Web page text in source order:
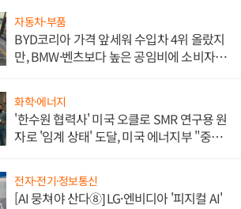
자동차·부품
BYD코리아 가격 앞세워 수입차 4위 올랐지
만, BMW·벤츠보다 높은 공임비에 소비자
화학·에너지
'한수원 협력사' 미국 오클로 SMR 연구용 원
자로 '임계 상태' 도달, 미국 에너지부 "중요
전자·전기·정보통신
[AI 뭉쳐야 산다⑧] LG·엔비디아 '피지컬 AI'